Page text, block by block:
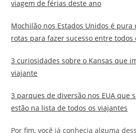
viagem de férias deste ano
Mochilão nos Estados Unidos é pura
rotas para fazer sucesso entre todos
3 curiosidades sobre o Kansas que
viajante
3 parques de diversão nos EUA que
estão na lista de todos os viajantes
Por fim, você já conhecia alguma